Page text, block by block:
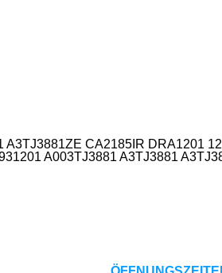
CA2185IR DRA1201
A003TJ3881 A3TJ3881